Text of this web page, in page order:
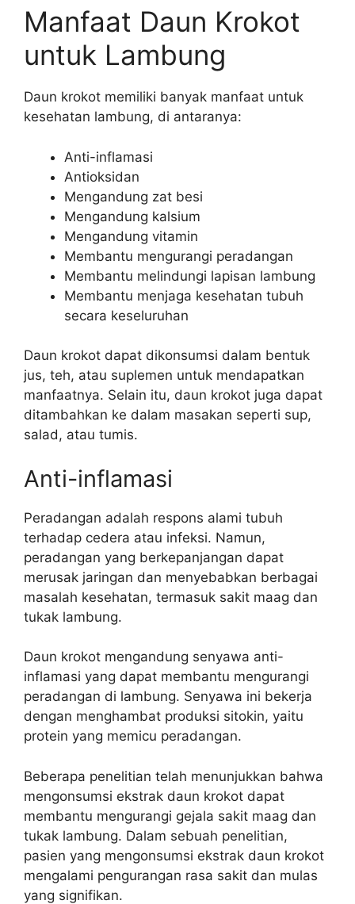
Manfaat Daun Krokot
untuk Lambung
Daun krokot memiliki banyak manfaat untuk
kesehatan lambung, di antaranya:
Anti-inflamasi
Antioksidan
Mengandung zat besi
Mengandung kalsium
Mengandung vitamin
Membantu mengurangi peradangan
Membantu melindungi lapisan lambung
Membantu menjaga kesehatan tubuh
secara keseluruhan
Daun krokot dapat dikonsumsi dalam bentuk
jus, teh, atau suplemen untuk mendapatkan
manfaatnya. Selain itu, daun krokot juga dapat
ditambahkan ke dalam masakan seperti sup,
salad, atau tumis.
Anti-inflamasi
Peradangan adalah respons alami tubuh
terhadap cedera atau infeksi. Namun,
peradangan yang berkepanjangan dapat
merusak jaringan dan menyebabkan berbagai
masalah kesehatan, termasuk sakit maag dan
tukak lambung.
Daun krokot mengandung senyawa anti-
inflamasi yang dapat membantu mengurangi
peradangan di lambung. Senyawa ini bekerja
dengan menghambat produksi sitokin, yaitu
protein yang memicu peradangan.
Beberapa penelitian telah menunjukkan bahwa
mengonsumsi ekstrak daun krokot dapat
membantu mengurangi gejala sakit maag dan
tukak lambung. Dalam sebuah penelitian,
pasien yang mengonsumsi ekstrak daun krokot
mengalami pengurangan rasa sakit dan mulas
yang signifikan.